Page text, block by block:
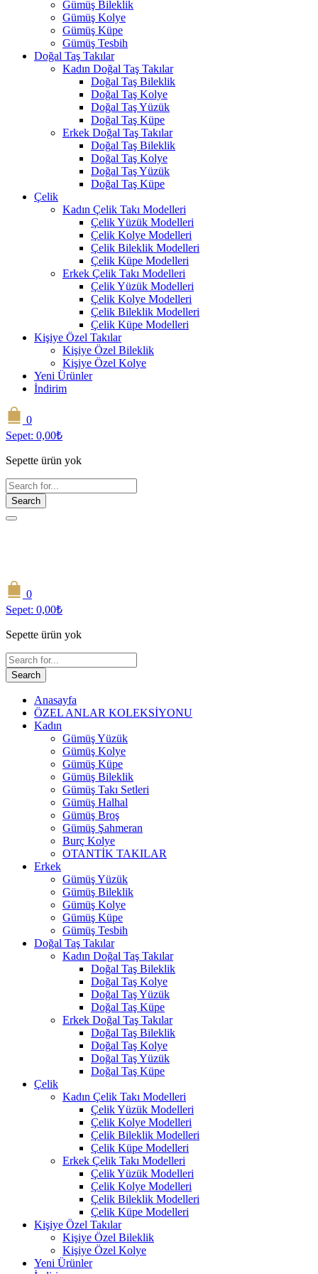
Gümüş Bileklik
Gümüş Kolye
Gümüş Küpe
Gümüş Tesbih
Doğal Taş Takılar
Kadın Doğal Taş Takılar
Doğal Taş Bileklik
Doğal Taş Kolye
Doğal Taş Yüzük
Doğal Taş Küpe
Erkek Doğal Taş Takılar
Doğal Taş Bileklik
Doğal Taş Kolye
Doğal Taş Yüzük
Doğal Taş Küpe
Çelik
Kadın Çelik Takı Modelleri
Çelik Yüzük Modelleri
Çelik Kolye Modelleri
Çelik Bileklik Modelleri
Çelik Küpe Modelleri
Erkek Çelik Takı Modelleri
Çelik Yüzük Modelleri
Çelik Kolye Modelleri
Çelik Bileklik Modelleri
Çelik Küpe Modelleri
Kişiye Özel Takılar
Kişiye Özel Bileklik
Kişiye Özel Kolye
Yeni Ürünler
İndirim
0
Sepet: 0,00₺
Sepette ürün yok
Search
0
Sepet: 0,00₺
Sepette ürün yok
Search
Anasayfa
ÖZEL ANLAR KOLEKSİYONU
Kadın
Gümüş Yüzük
Gümüş Kolye
Gümüş Küpe
Gümüş Bileklik
Gümüş Takı Setleri
Gümüş Halhal
Gümüş Broş
Gümüş Şahmeran
Burç Kolye
OTANTİK TAKILAR
Erkek
Gümüş Yüzük
Gümüş Bileklik
Gümüş Kolye
Gümüş Küpe
Gümüş Tesbih
Doğal Taş Takılar
Kadın Doğal Taş Takılar
Doğal Taş Bileklik
Doğal Taş Kolye
Doğal Taş Yüzük
Doğal Taş Küpe
Erkek Doğal Taş Takılar
Doğal Taş Bileklik
Doğal Taş Kolye
Doğal Taş Yüzük
Doğal Taş Küpe
Çelik
Kadın Çelik Takı Modelleri
Çelik Yüzük Modelleri
Çelik Kolye Modelleri
Çelik Bileklik Modelleri
Çelik Küpe Modelleri
Erkek Çelik Takı Modelleri
Çelik Yüzük Modelleri
Çelik Kolye Modelleri
Çelik Bileklik Modelleri
Çelik Küpe Modelleri
Kişiye Özel Takılar
Kişiye Özel Bileklik
Kişiye Özel Kolye
Yeni Ürünler